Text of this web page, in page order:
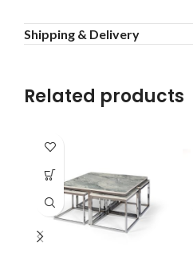
Shipping & Delivery
Related products